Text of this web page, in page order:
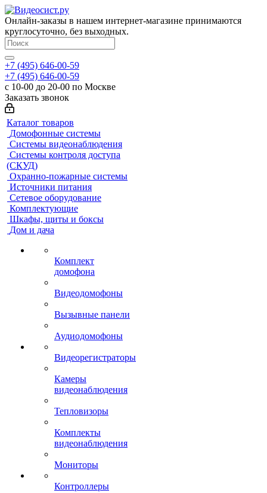
Онлайн-заказы в нашем интернет-магазине принимаются
круглосуточно, без выходных.
+7 (495) 646-00-59
+7 (495) 646-00-59
с 10-00 до 20-00 по Москве
Заказать звонок
Каталог товаров
Домофонные системы
Системы видеонаблюдения
Системы контроля доступа
(СКУД)
Охранно-пожарные системы
Источники питания
Сетевое оборудование
Комплектующие
Шкафы, щиты и боксы
Дом и дача
Комплект
домофона
Видеодомофоны
Вызывные панели
Аудиодомофоны
Видеорегистраторы
Камеры
видеонаблюдения
Тепловизоры
Комплекты
видеонаблюдения
Мониторы
Контроллеры